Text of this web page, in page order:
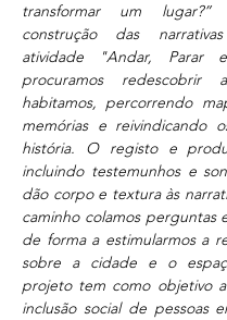
transformar um lugar?”
construção das
atividade "Andar, Parar
procuramos
habitamos, percorrendo
memórias e reivindicando
história. O registo e
incluindo testemunhos e
dão corpo e textura às
caminho colamos perguntas
de forma a estimularmos a
sobre a cidade e o
projeto tem como objetivo
inclusão social de pessoas